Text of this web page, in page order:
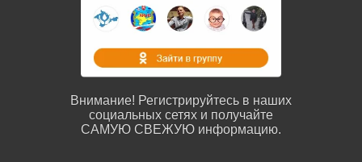
Внимание! Регистрируйтесь в наших
социальных сетях и получайте
САМУЮ СВЕЖУЮ информацию.